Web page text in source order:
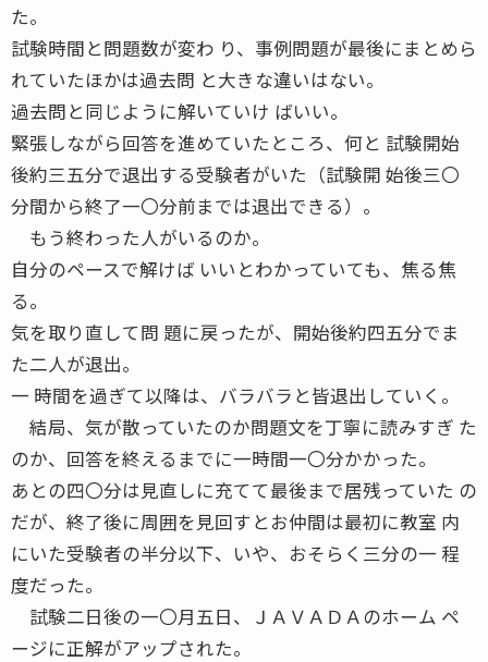
た。
試験時間と問題数が変わ り、事例問題が最後にまとめら
れていたほかは過去問 と大きな違いはない。
過去問と同じように解いていけ ばいい。
緊張しながら回答を進めていたところ、何と 試験開始
後約三五分で退出する受験者がいた（試験開 始後三〇
分間から終了一〇分前までは退出できる）。
もう終わった人がいるのか。
自分のペースで解けば いいとわかっていても、焦る焦
る。
気を取り直して問 題に戻ったが、開始後約四五分でま
た二人が退出。
一 時間を過ぎて以降は、バラバラと皆退出していく。
結局、気が散っていたのか問題文を丁寧に読みすぎ た
のか、回答を終えるまでに一時間一〇分かかった。
あとの四〇分は見直しに充てて最後まで居残っていた の
だが、終了後に周囲を見回すとお仲間は最初に教室 内
にいた受験者の半分以下、いや、おそらく三分の一 程
度だった。
試験二日後の一〇月五日、ＪＡＶＡＤＡのホーム ペ
ージに正解がアップされた。